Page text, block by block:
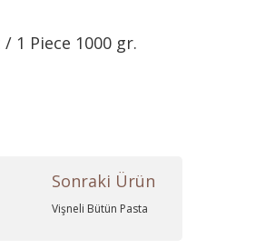
/ 1 Piece 1000 gr.
Sonraki Ürün
Vişneli Bütün Pasta